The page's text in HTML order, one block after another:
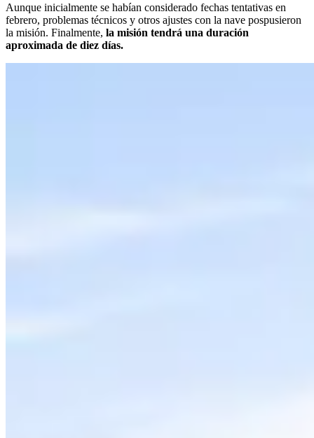
Aunque inicialmente se habían considerado fechas tentativas en
febrero, problemas técnicos y otros ajustes con la nave pospusieron
la misión. Finalmente, la misión tendrá una duración
aproximada de diez días.